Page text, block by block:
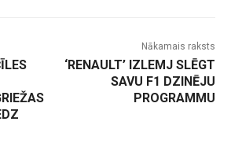
Nākamais raksts
‘RENAULT’ IZLEMJ SLĒGT
SAVU F1 DZINĒJU
PROGRAMMU